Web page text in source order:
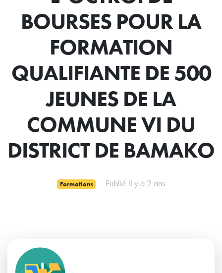
BOURSES POUR LA
FORMATION
QUALIFIANTE DE 500
JEUNES DE LA
COMMUNE VI DU
DISTRICT DE BAMAKO
Formations Publié il y a 2 ans